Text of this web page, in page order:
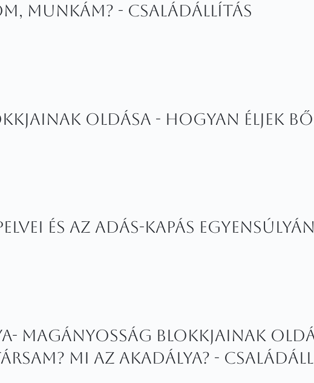
munkám? - családállítás
oldása - Hogyan éljek
és az adás-kapás
magányosság blokkjainak
Mi az akadálya? -